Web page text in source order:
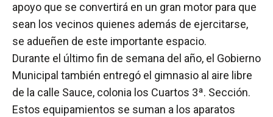
apoyo que se convertirá en un gran motor para que
sean los vecinos quienes además de ejercitarse,
se adueñen de este importante espacio.
Durante el último fin de semana del año, el Gobierno
Municipal también entregó el gimnasio al aire libre
de la calle Sauce, colonia los Cuartos 3ª. Sección.
Estos equipamientos se suman a los aparatos